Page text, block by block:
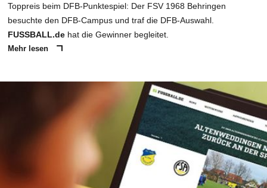
Toppreis beim DFB-Punktespiel: Der FSV 1968 Behringen
besuchte den DFB-Campus und traf die DFB-Auswahl.
FUSSBALL.de hat die Gewinner begleitet.
Mehr lesen